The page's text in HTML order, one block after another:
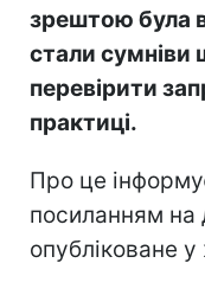
зрештою була
стали
перевірити
практиці.
Про це
посиланням на
опубліковане